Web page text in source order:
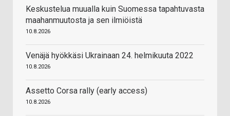
Keskustelua muualla kuin Suomessa tapahtuvasta
maahanmuutosta ja sen ilmiöistä
10.8.2026
Venäjä hyökkäsi Ukrainaan 24. helmikuuta 2022
10.8.2026
Assetto Corsa rally (early access)
10.8.2026